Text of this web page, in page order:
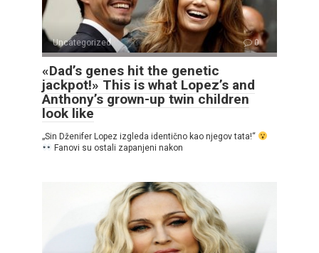
Uncategorized 0
«Dad’s genes hit the genetic
jackpot!» This is what Lopez’s and
Anthony’s grown-up twin children
look like
„Sin Dženifer Lopez izgleda identično kao njegov tata!“
Fanovi su ostali zapanjeni nakon